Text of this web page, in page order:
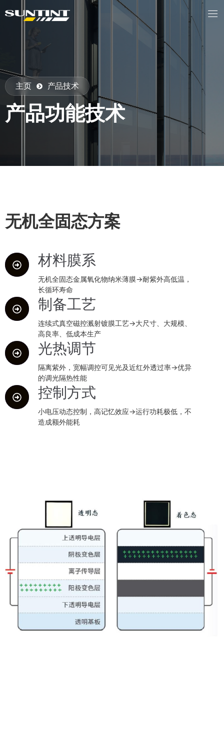
主页 产品技术
产品功能技术
无机全固态方案
材料膜系
无机全固态金属氧化物纳米薄膜→耐紫外高低温，
长循环寿命
制备工艺
连续式真空磁控溅射镀膜工艺→大尺寸、大规模、
高良率、低成本生产
光热调节
隔离紫外，宽幅调控可见光及近红外透过率→优异
的调光隔热性能
控制方式
小电压动态控制，高记忆效应→运行功耗极低，不
造成额外能耗